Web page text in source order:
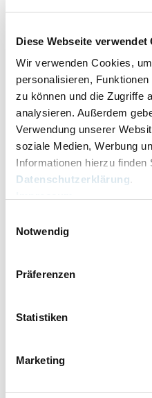
Diese Webseite verwendet
Wir verwenden Cookies,
personalisieren,
zu können und die Zugriffe
analysieren. Außerdem
Verwendung unserer
soziale Medien, Werbung
Informationen hierzu finden
Datenschutzerklärung.
Notwendig
Präferenzen
Statistiken
Marketing
14.07.2026
separate Buchungszeilen
Aktenkonto
14.07.2026
Notariat - eNoVA -
08.06.2026
Notariat - Elektronischer
Speicherung der
Registeranmeldungen und
Beglaubigung/Neu -
Fibu I: E-
08.06.2026
und Terminüberweisungen